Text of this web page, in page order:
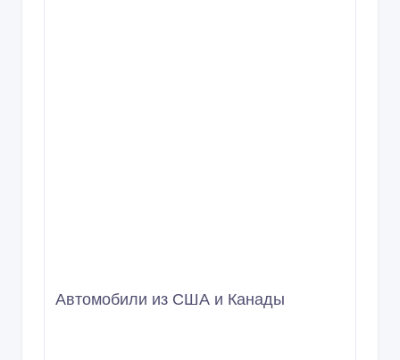
Автомобили из США и Канады